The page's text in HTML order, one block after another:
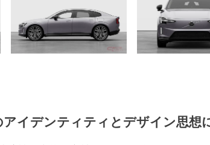
イデンティティとデザイン思想